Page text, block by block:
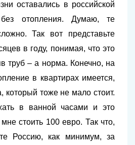
оставались в российской
отопления. Думаю, те
Так вот представьте
в году, понимая, что это
труб – а норма. Конечно, на
в квартирах имеется,
который тоже не мало стоит.
в ванной часами и это
стоить 100 евро. Так что,
Россию, как минимум, за